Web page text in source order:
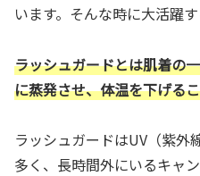
います。そんな時に大活躍
ラッシュガードとは肌着の
に蒸発させ、体温を下げる
ラッシュガードはUV（紫外
多く、長時間外にいるキャ